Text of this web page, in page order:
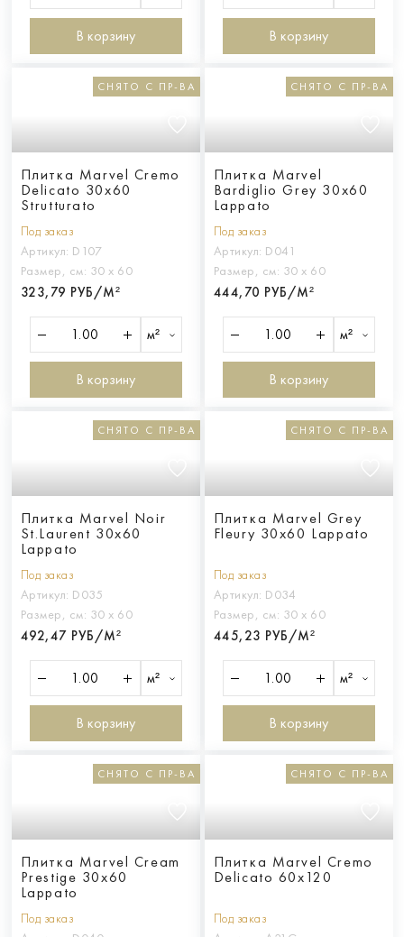
В корзину В корзину
СНЯТО С ПР-ВА
Плитка Marvel Cremo
Delicato 30x60
Strutturato
Под заказ
Артикул: D107
Размер, см: 30 х 60
323,79 РУБ/М²
м²
В корзину
СНЯТО С ПР-ВА
Плитка Marvel
Bardiglio Grey 30x60
Lappato
Под заказ
Артикул: D041
Размер, см: 30 х 60
444,70 РУБ/М²
м²
В корзину
СНЯТО С ПР-ВА
Плитка Marvel Noir
St.Laurent 30x60
Lappato
Под заказ
Артикул: D035
Размер, см: 30 х 60
492,47 РУБ/М²
м²
В корзину
СНЯТО С ПР-ВА
Плитка Marvel Grey
Fleury 30x60 Lappato
Под заказ
Артикул: D034
Размер, см: 30 х 60
445,23 РУБ/М²
м²
В корзину
СНЯТО С ПР-ВА
Плитка Marvel Cream
Prestige 30x60
Lappato
Под заказ
СНЯТО С ПР-ВА
Плитка Marvel Cremo
Delicato 60x120
Под заказ